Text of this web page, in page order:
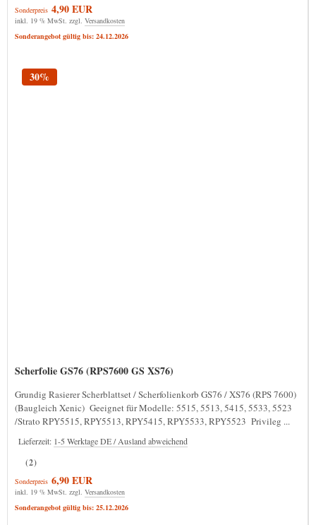
Sonderpreis 4,90 EUR
inkl. 19 % MwSt. zzgl. Versandkosten
Sonderangebot gültig bis: 24.12.2026
Scherfolie GS76 (RPS7600 GS XS76)
Grundig Rasierer Scherblattset / Scherfolienkorb GS76 / XS76 (RPS 7600)
(Baugleich Xenic) Geeignet für Modelle: 5515, 5513, 5415, 5533, 5523
/Strato RPY5515, RPY5513, RPY5415, RPY5533, RPY5523 Privileg ...
Lieferzeit: 1-5 Werktage DE / Ausland abweichend
(2)
Sonderpreis 6,90 EUR
30%
inkl. 19 % MwSt. zzgl. Versandkosten
Sonderangebot gültig bis: 25.12.2026